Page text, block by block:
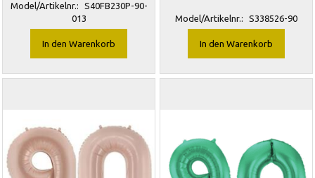
Model/Artikelnr.:
S40FB230P-90-
013
In den Warenkorb
Model/Artikelnr.: S338526-90
In den Warenkorb